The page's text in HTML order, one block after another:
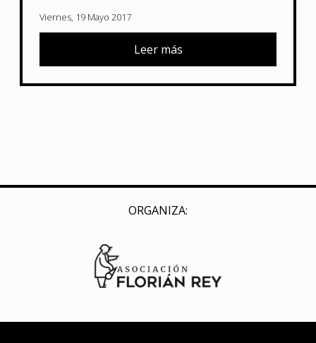
Viernes, 19 Mayo 2017
Leer más
ORGANIZA: